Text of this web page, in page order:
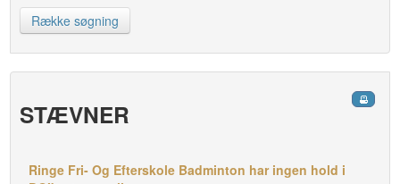
Række søgning
STÆVNER
Ringe Fri- Og Efterskole Badminton har ingen hold i